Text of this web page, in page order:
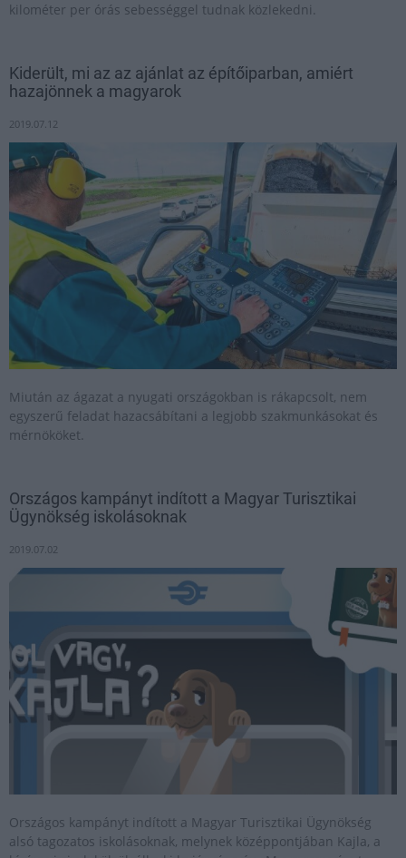
kilométer per órás sebességgel tudnak közlekedni.
Kiderült, mi az az ajánlat az építőiparban, amiért
hazajönnek a magyarok
2019.07.12
Miután az ágazat a nyugati országokban is rákapcsolt, nem
egyszerű feladat hazacsábítani a legjobb szakmunkásokat és
mérnököket.
Országos kampányt indított a Magyar Turisztikai
Ügynökség iskolásoknak
2019.07.02
Országos kampányt indított a Magyar Turisztikai Ügynökség
alsó tagozatos iskolásoknak, melynek középpontjában Kajla, a